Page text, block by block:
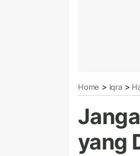
Home > Iqra>
yang